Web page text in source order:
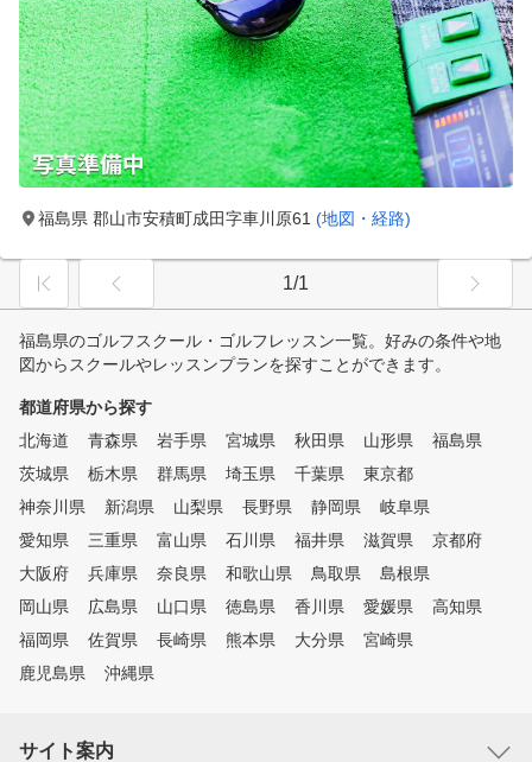
福島県 郡山市安積町成田字車川原61 (地図・経路)
1/1
福島県のゴルフスクール・ゴルフレッスン一覧。好みの条件や地
図からスクールやレッスンプランを探すことができます。
都道府県から探す
北海道
青森県 岩手県 宮城県 秋田県 山形県
福島県
茨城県
栃木県 群馬県 埼玉県 千葉県
東京都
神奈川県
新潟県 山梨県 長野県 静岡県
岐阜県
愛知県
三重県 富山県 石川県 福井県 滋賀県
京都府
大阪府
兵庫県 奈良県 和歌山県 鳥取県
島根県
岡山県
広島県 山口県 徳島県 香川県 愛媛県
高知県
福岡県
佐賀県 長崎県 熊本県 大分県
宮崎県
鹿児島県
沖縄県
サイト案内